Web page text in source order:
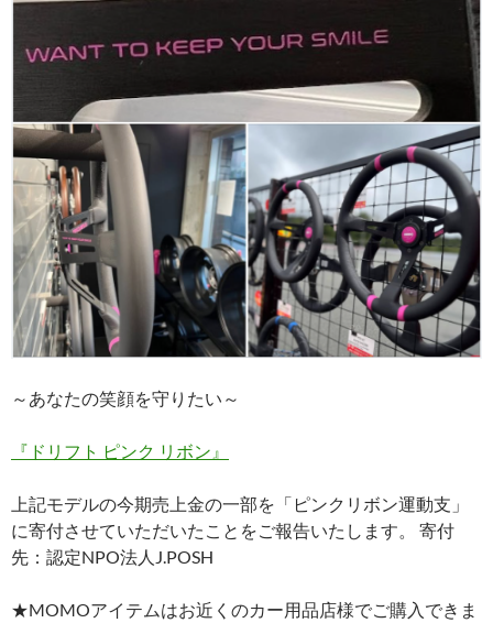
～あなたの笑顔を守りたい～
『ドリフト ピンク リボン』
上記モデルの今期売上金の一部を「ピンクリボン運動支」
に寄付させていただいたことをご報告いたします。 寄付
先：認定NPO法人J.POSH
★MOMOアイテムはお近くのカー用品店様でご購入できま